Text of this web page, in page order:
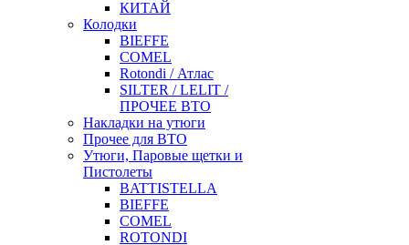
КИТАЙ
Колодки
BIEFFE
COMEL
Rotondi / Атлас
SILTER / LELIT /
ПРОЧЕЕ ВТО
Накладки на утюги
Прочее для ВТО
Утюги, Паровые щетки и
Пистолеты
BATTISTELLA
BIEFFE
COMEL
ROTONDI